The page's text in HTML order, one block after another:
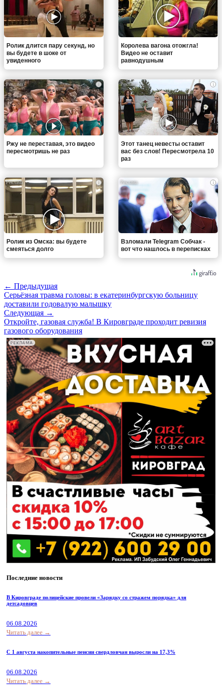
Ролик длится пару секунд, но
вы будете в шоке от
увиденного
Королева вагона отожгла!
Видео не оставит
равнодушным
i
Ржу не переставая, это видео
пересмотришь не раз
i
Этот танец невесты оставит
вас без слов! Пересмотрела 10
раз
i
Ролик из Омска: вы будете
смеяться долго
i
Взломали Telegram Собчак -
вот что нашлось в переписках
← Предыдущая
Серьёзная травма головы: в екатеринбургскую больницу
доставили годовалую малышку
Следующая →
Откройте, газовая служба! В Кировграде проходит ревизия
газового оборудования
РЕКЛАМА
Последние новости
В Кировграде полицейские провели «Зарядку со стражем порядка» для
детсадовцев
06.08.2026
Читать далее →
С 1 августа накопительные пенсии свердловчан выросли на 17,3%
06.08.2026
Читать далее →